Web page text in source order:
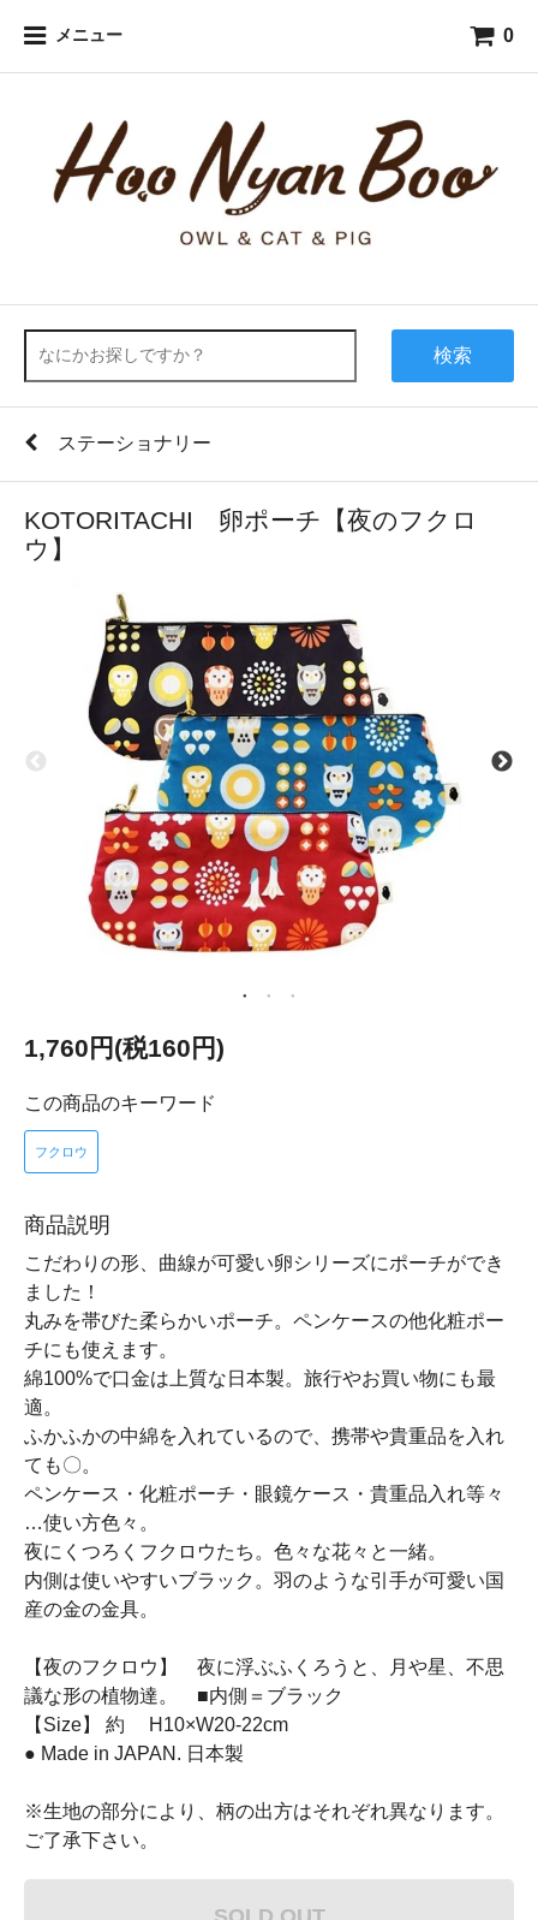
メニュー 0
検索
ステーショナリー
KOTORITACHI 卵ポーチ【夜のフクロ
ウ】
1,760円(税160円)
この商品のキーワード
フクロウ
商品説明
こだわりの形、曲線が可愛い卵シリーズにポーチができ
ました！
丸みを帯びた柔らかいポーチ。ペンケースの他化粧ポー
チにも使えます。
綿100%で口金は上質な日本製。旅行やお買い物にも最
適。
ふかふかの中綿を入れているので、携帯や貴重品を入れ
ても〇。
ペンケース・化粧ポーチ・眼鏡ケース・貴重品入れ等々
…使い方色々。
夜にくつろくフクロウたち。色々な花々と一緒。
内側は使いやすいブラック。羽のような引手が可愛い国
産の金の金具。
【夜のフクロウ】 夜に浮ぶふくろうと、月や星、不思
議な形の植物達。 ■内側＝ブラック
【Size】 約 H10×W20-22cm
● Made in JAPAN. 日本製
※生地の部分により、柄の出方はそれぞれ異なります。
ご了承下さい。